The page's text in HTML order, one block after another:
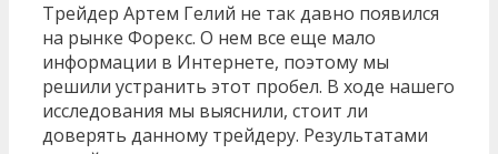
Трейдер Артем Гелий не так давно появился
на рынке Форекс. О нем все еще мало
информации в Интернете, поэтому мы
решили устранить этот пробел. В ходе нашего
исследования мы выяснили, стоит ли
доверять данному трейдеру. Результатами